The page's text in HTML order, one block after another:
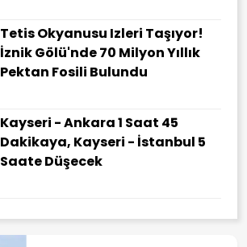
Tetis Okyanusu Izleri Taşıyor!
İznik Gölü'nde 70 Milyon Yıllık
Pektan Fosili Bulundu
Kayseri - Ankara 1 Saat 45
Dakikaya, Kayseri - İstanbul 5
Saate Düşecek